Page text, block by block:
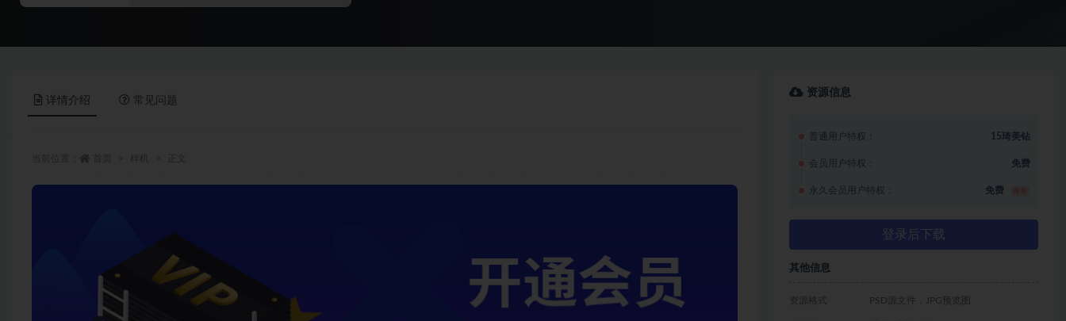
详情介绍 常见问题
资源信息
普通用户特权： 15琦美钻
会员用户特权： 免费
永久会员用户特权： 免费
登录后下载
其他信息
资源格式 PSD源文件，JPG预览图